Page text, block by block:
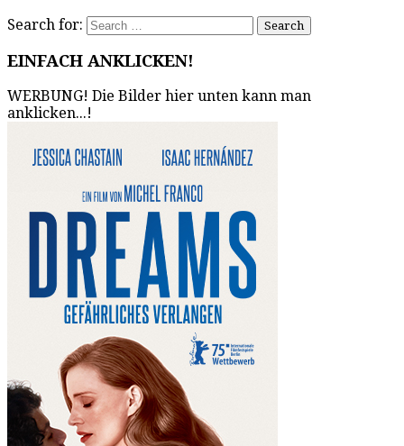
Search for:
EINFACH ANKLICKEN!
WERBUNG! Die Bilder hier unten kann man
anklicken...!